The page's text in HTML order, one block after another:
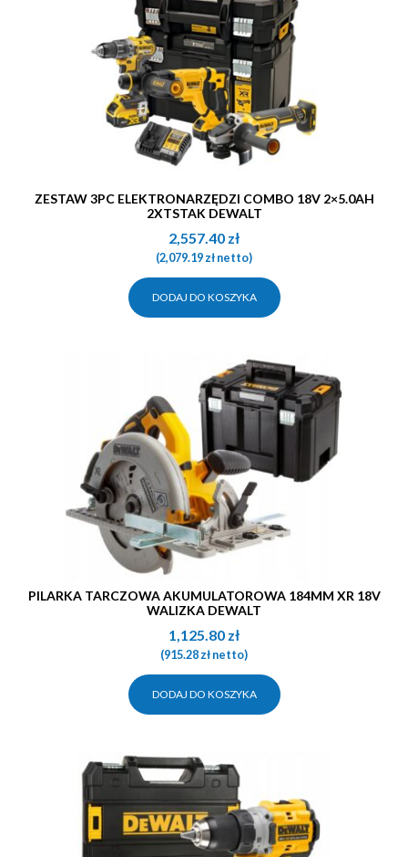
ZESTAW 3PC ELEKTRONARZĘDZI COMBO 18V 2×5.0AH
2XTSTAK DEWALT
2,557.40 zł
(2,079.19złnetto)
DODAJ DO KOSZYKA
PILARKA TARCZOWA AKUMULATOROWA 184MM XR 18V
WALIZKA DEWALT
1,125.80 zł
(915.28złnetto)
DODAJ DO KOSZYKA